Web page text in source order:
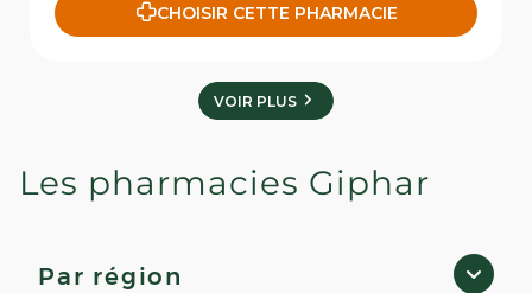
CHOISIR CETTE PHARMACIE
VOIR PLUS
Les pharmacies Giphar
Par région